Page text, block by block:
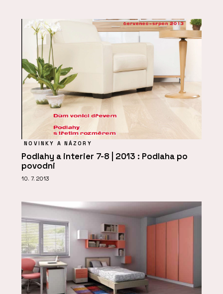
NOVINKY A NÁZORY
Podlahy a interier 7-8 | 2013 : Podlaha po
povodni
10. 7. 2013